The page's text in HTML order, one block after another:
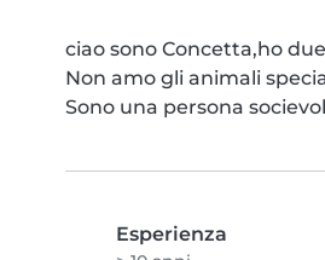
ciao sono Concetta,ho
Non amo gli animali
Sono una persona
Esperienza